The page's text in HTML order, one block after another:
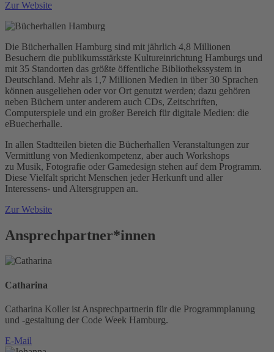
Zur Website
Die Bücherhallen Hamburg sind mit jährlich 4,8 Millionen
Besuchern die publikumsstärkste Kultureinrichtung Hamburgs und
mit 35 Standorten das größte öffentliche Bibliothekssystem in
Deutschland. Mehr als 1,7 Millionen Medien in über 30 Sprachen
können ausgeliehen oder vor Ort genutzt werden; dazu gehören
neben Büchern unter anderem auch CDs, Zeitschriften,
Computerspiele und ein großer Bereich für digitale Medien: die
eBuecherhalle.
In allen Stadtteilen bieten die Bücherhallen Veranstaltungen zur
Vermittlung von Medienkompetenz, aber auch Workshops
zu Musik, Fotografie oder Gamedesign stehen auf dem Programm.
Diese Vielfalt spricht Menschen jeder Herkunft und aller
Interessens- und Altersgruppen an.
Zur Website
Ansprechpartner*innen
Catharina
Catharina Koller ist Ansprechpartnerin für die Programmplanung
und -gestaltung der Code Week Hamburg.
E-Mail